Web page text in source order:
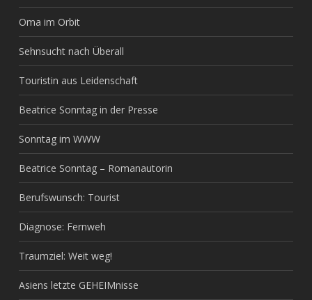
Oma im Orbit
Sehnsucht nach Überall
Touristin aus Leidenschaft
Beatrice Sonntag in der Presse
Sonntag im WWW
Beatrice Sonntag – Romanautorin
Berufswunsch: Tourist
Diagnose: Fernweh
Traumziel: Weit weg!
Asiens letzte GEHEIMnisse